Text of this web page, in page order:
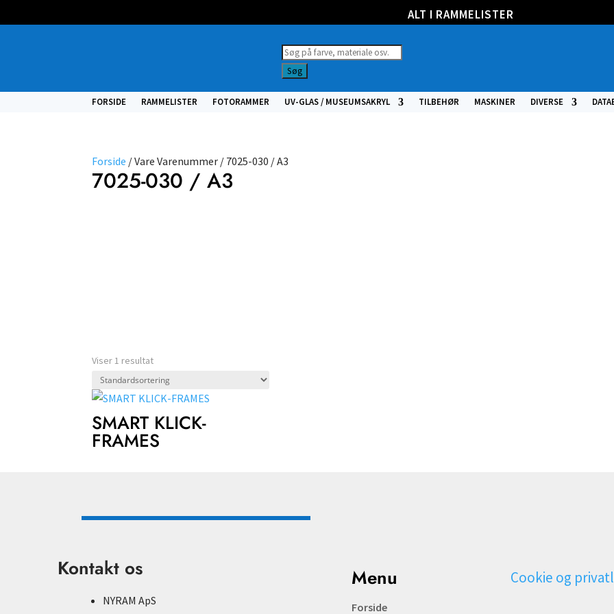
ALT I RAMMELISTER
Products
search
Søg
FORSIDE RAMMELISTER FOTORAMMER UV-GLAS / MUSEUMSAKRYL TILBEHØR MASKINER DIVERSE
Forside / Vare Varenummer / 7025-030 / A3
7025-030 / A3
Viser 1 resultat
SMART KLICK-
FRAMES
Kontakt os
NYRAM ApS
Menu
Forside
Cookie og